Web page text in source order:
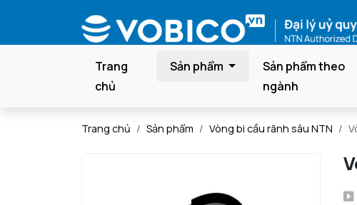
Trang
chủ
Sản phẩm
Sản phẩm theo
ngành
Trang chủ Sản phẩm Vòng bi cầu rãnh sâu NTN